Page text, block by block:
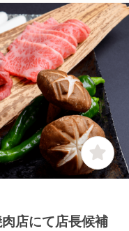
店にて店長候補